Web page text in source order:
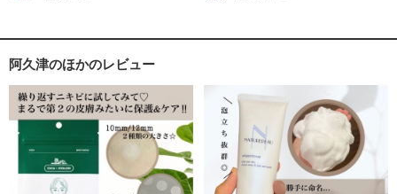
阿久津のほかのレビュー